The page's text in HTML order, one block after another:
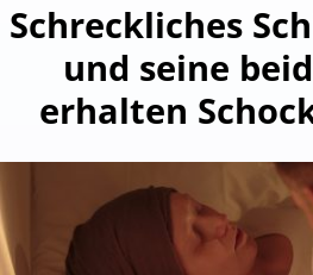
Schreckliches
und seine
erhalten